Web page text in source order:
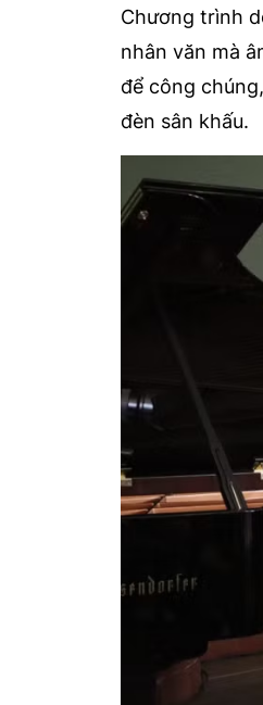
Chương trình
nhân văn mà
để công
đèn sân khấu.